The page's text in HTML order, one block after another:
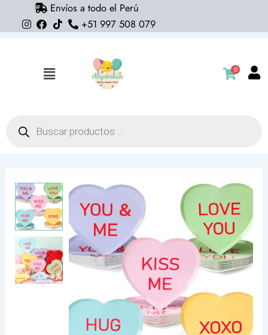
Envíos a todo el Perú
+51 997 508 079
Flyout
0
productos
Platos
corazones
pastel
frases
(pack
5)
(1
diseño
x